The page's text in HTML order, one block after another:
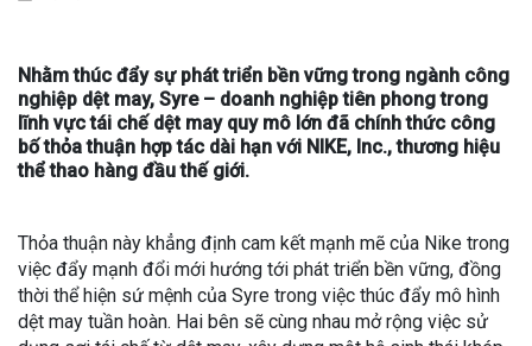
Nhằm thúc đẩy sự phát triển bền vững trong ngành công
nghiệp dệt may, Syre – doanh nghiệp tiên phong trong
lĩnh vực tái chế dệt may quy mô lớn đã chính thức công
bố thỏa thuận hợp tác dài hạn với NIKE, Inc., thương hiệu
thể thao hàng đầu thế giới.
Thỏa thuận này khẳng định cam kết mạnh mẽ của Nike trong
việc đẩy mạnh đổi mới hướng tới phát triển bền vững, đồng
thời thể hiện sứ mệnh của Syre trong việc thúc đẩy mô hình
dệt may tuần hoàn. Hai bên sẽ cùng nhau mở rộng việc sử